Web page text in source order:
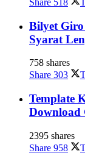
Bilyet
Syarat
758 shares
Share 303
Template
Download
2395 shares
Share 958